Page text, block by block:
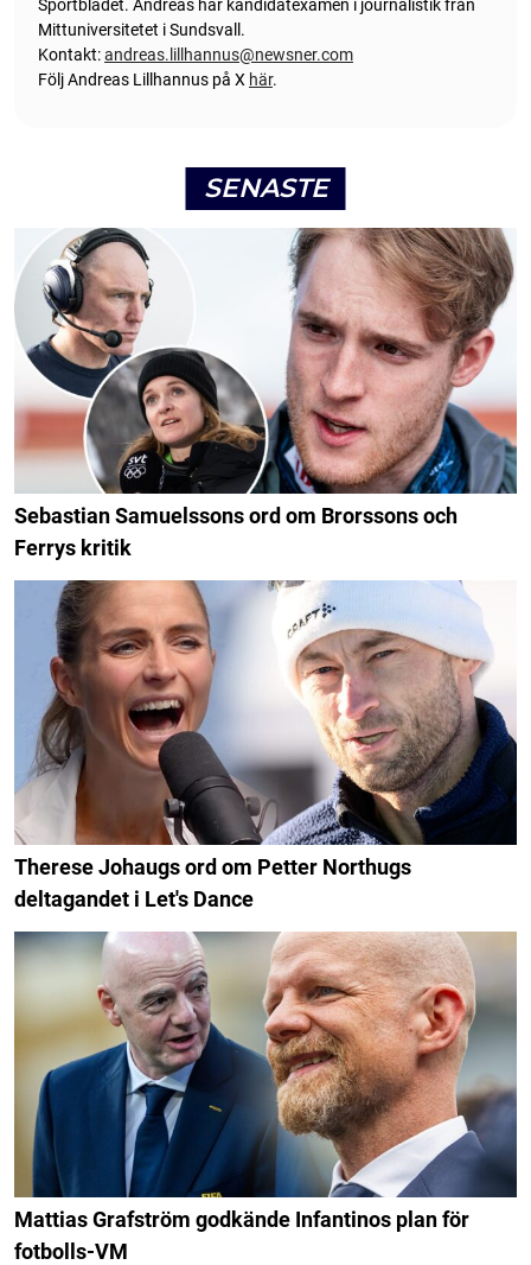
Sportbladet. Andreas har kandidatexamen i journalistik från
Mittuniversitetet i Sundsvall.
Kontakt:andreas.lillhannus@newsner.com
Följ Andreas Lillhannus på X här.
SENASTE
Sebastian Samuelssons ord om Brorssons och
Ferrys kritik
Therese Johaugs ord om Petter Northugs
deltagandet i Let's Dance
Mattias Grafström godkände Infantinos plan för
fotbolls-VM